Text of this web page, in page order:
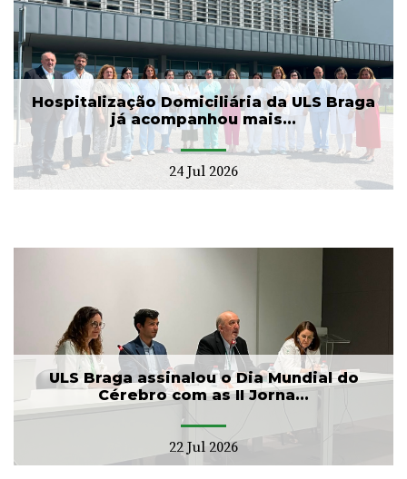
Hospitalização Domiciliária da ULS Braga
já acompanhou mais...
24 Jul 2026
ULS Braga assinalou o Dia Mundial do
Cérebro com as II Jorna...
22 Jul 2026